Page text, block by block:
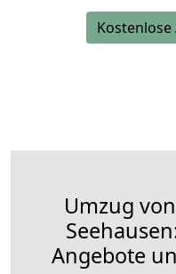
Umzug
Angebote